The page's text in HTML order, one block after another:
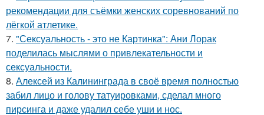
рекомендации для съёмки женских соревнований по
лёгкой атлетике.
7. "Сексуальность - это не Картинка": Ани Лорак
поделилась мыслями о привлекательности и
сексуальности.
8. Алексей из Калининграда в своё время полностью
забил лицо и голову татуировками, сделал много
пирсинга и даже удалил себе уши и нос.